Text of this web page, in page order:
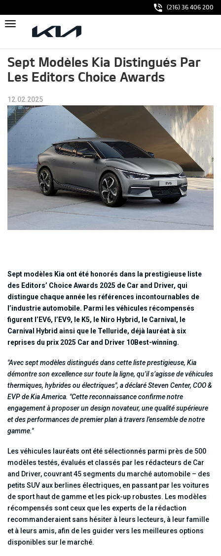
contenu
principal
(216) 36 406 200
Toggle
navigation
Sept Modèles Kia Distingués Par
Les Editors Choice Awards
12.02.2025
Sept modèles Kia ont été honorés dans la prestigieuse liste
des Editors’ Choice Awards 2025 de Car and Driver, qui
distingue chaque année les références incontournables de
l’industrie automobile. Parmi les véhicules récompensés
figurent l’EV6, l’EV9, le K5, le Niro Hybrid, le Carnival, le
Carnival Hybrid ainsi que le Telluride, déjà lauréat à six
reprises du prix 2025 Car and Driver 10Best-winning.
"Avec sept modèles distingués dans cette liste prestigieuse, Kia
démontre son excellence sur toute la ligne, qu’il s’agisse de véhicules
thermiques, hybrides ou électriques", a déclaré Steven Center, COO &
EVP de Kia America. "Cette reconnaissance confirme notre
engagement à proposer un design novateur, une qualité supérieure
et des performances de premier plan à travers l’ensemble de notre
gamme."
Les véhicules lauréats ont été sélectionnés parmi près de 500
modèles testés, évalués et classés par les rédacteurs de Car
and Driver, couvrant 45 segments du marché automobile – des
petits SUV aux berlines électriques, en passant par les voitures
de sport haut de gamme et les pick-up robustes. Les modèles
récompensés sont ceux que les experts de la rédaction
recommanderaient sans hésiter à leurs lecteurs, à leur famille
et à leurs amis, afin de les guider vers les meilleures options
disponibles sur le marché.